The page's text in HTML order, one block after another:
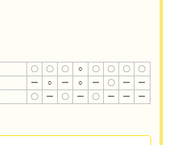
〇 〇 〇 ○ 〇 〇 〇
〇
ー ○ ー ○ ー 〇 ー
ー
〇 ー 〇 ー 〇 ー ー ー